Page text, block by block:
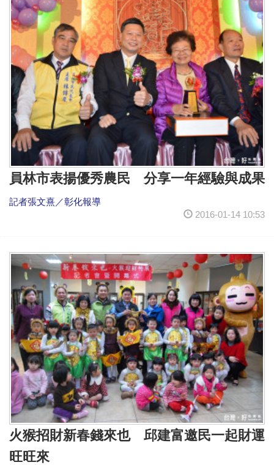
員林市表揚優秀農民 分享一年經驗與成果
記者張文熹／彰化報導
2016-01-14 10:53
火猴招財新春錢來也 邱建富邀民一起財運
旺旺來